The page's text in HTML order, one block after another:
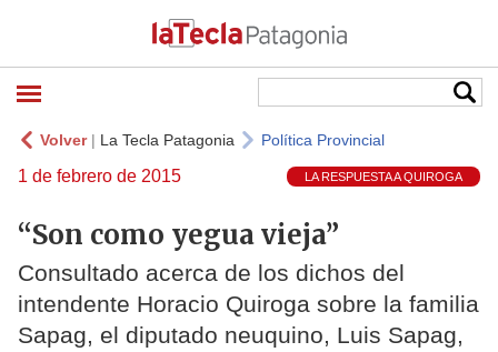
Volver| La Tecla Patagonia Política Provincial
1 de febrero de 2015 LA RESPUESTA A QUIROGA
“Son como yegua vieja”
Consultado acerca de los dichos del
intendente Horacio Quiroga sobre la familia
Sapag, el diputado neuquino, Luis Sapag,